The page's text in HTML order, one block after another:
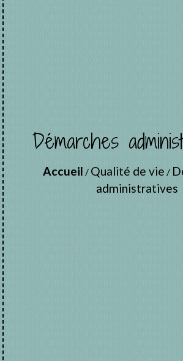
Démarches
Accueil / Qualité de vie /
administratives